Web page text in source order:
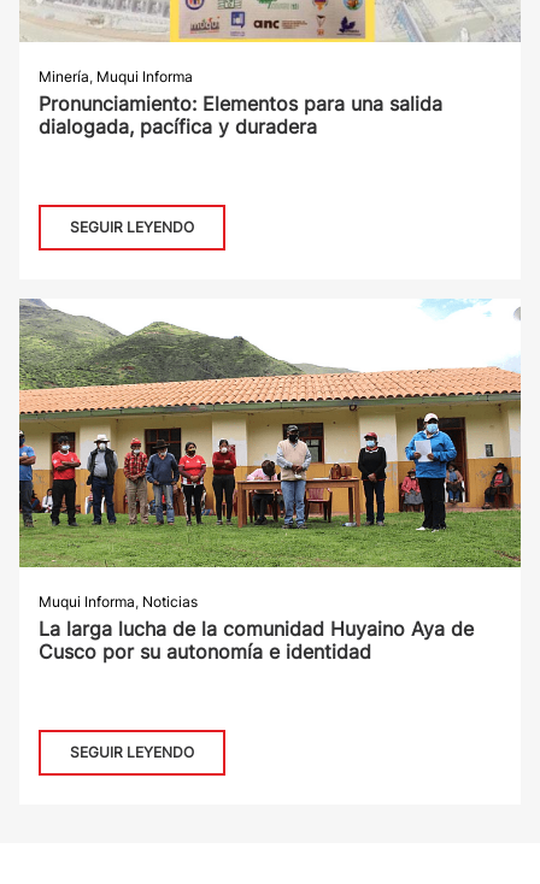
Minería, Muqui Informa
Pronunciamiento: Elementos para una salida
dialogada, pacífica y duradera
SEGUIR LEYENDO
Muqui Informa, Noticias
La larga lucha de la comunidad Huyaino Aya de
Cusco por su autonomía e identidad
SEGUIR LEYENDO